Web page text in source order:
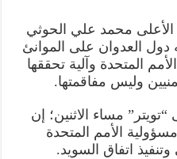
معاناة
الشعب
اليمني
مغلقة
محمد علي الحوثي
العدوان على الموانئ
المتحدة وآلية تحققها
وليس مفاقمتها.
مساء الاثنين؛ إن
الأمم المتحدة
اتفاق السويد.